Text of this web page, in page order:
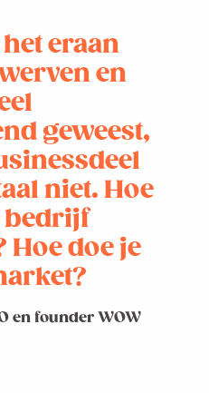
eraan
en
geweest,
niet. Hoe
bedrijf
doe je
en founder WOW